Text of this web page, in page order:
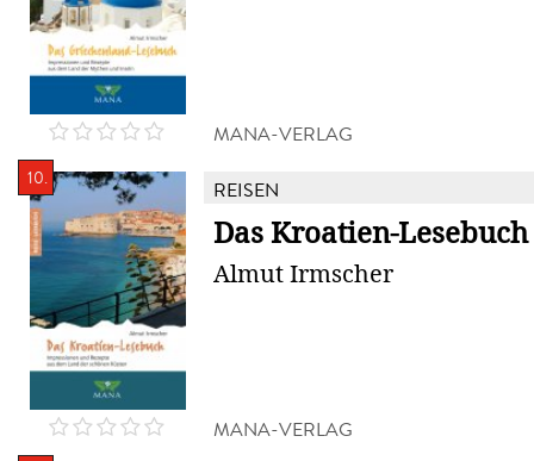
MANA-VERLAG
10. REISEN
Das Kroatien-Lesebuch
Almut Irmscher
MANA-VERLAG